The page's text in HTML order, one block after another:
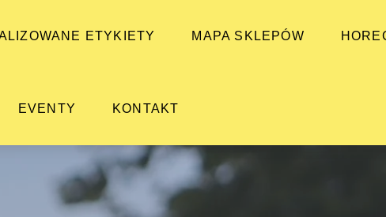
ETYKIETY MAPA SKLEPÓW
EVENTY KONTAKT